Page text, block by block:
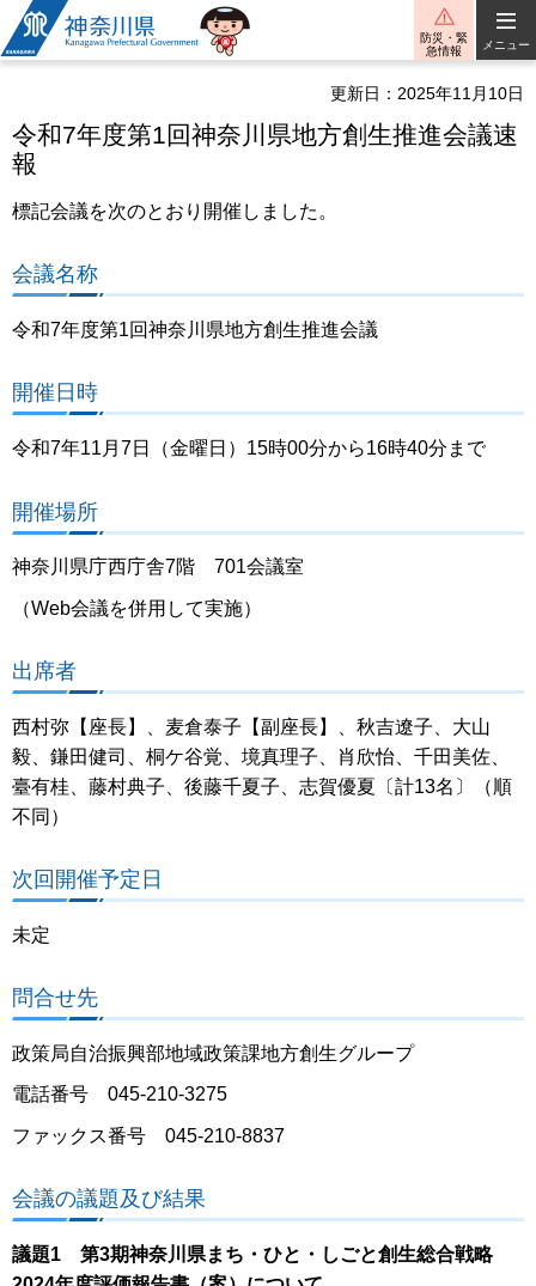
神奈川県
防災・緊
急情報
メニュー
更新日：2025年11月10日
令和7年度第1回神奈川県地方創生推進会議速
報
標記会議を次のとおり開催しました。
会議名称
令和7年度第1回神奈川県地方創生推進会議
開催日時
令和7年11月7日（金曜日）15時00分から16時40分まで
開催場所
神奈川県庁西庁舎7階 701会議室
（Web会議を併用して実施）
出席者
西村弥【座長】、麦倉泰子【副座長】、秋吉遼子、大山
毅、鎌田健司、桐ケ谷覚、境真理子、肖欣怡、千田美佐、
臺有桂、藤村典子、後藤千夏子、志賀優夏〔計13名〕（順
不同）
次回開催予定日
未定
問合せ先
政策局自治振興部地域政策課地方創生グループ
電話番号 045-210-3275
ファックス番号 045-210-8837
会議の議題及び結果
議題1 第3期神奈川県まち・ひと・しごと創生総合戦略